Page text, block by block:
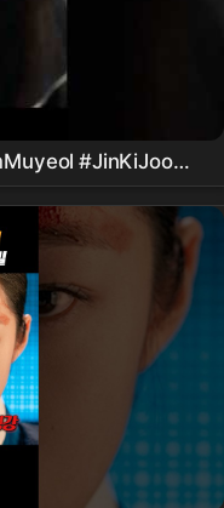
#JinKiJoo
#
Netflix